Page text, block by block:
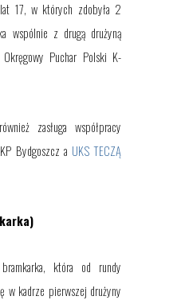
17, w których zdobyła 2
wspólnie z drugą drużyną
Puchar Polski K-
zasługa współpracy
Bydgoszcz a UKS TECZĄ
która od rundy
w kadrze pierwszej drużyny